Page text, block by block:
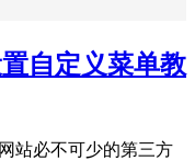
自定义菜单教
站必不可少的第三方